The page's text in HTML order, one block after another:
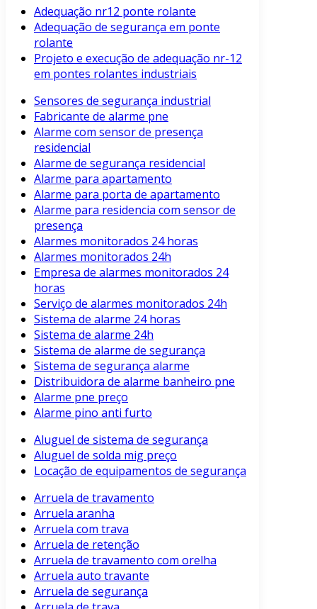
Adequação nr12 ponte rolante
Adequação de segurança em ponte
rolante
Projeto e execução de adequação nr-12
em pontes rolantes industriais
Sensores de segurança industrial
Fabricante de alarme pne
Alarme com sensor de presença
residencial
Alarme de segurança residencial
Alarme para apartamento
Alarme para porta de apartamento
Alarme para residencia com sensor de
presença
Alarmes monitorados 24 horas
Alarmes monitorados 24h
Empresa de alarmes monitorados 24
horas
Serviço de alarmes monitorados 24h
Sistema de alarme 24 horas
Sistema de alarme 24h
Sistema de alarme de segurança
Sistema de segurança alarme
Distribuidora de alarme banheiro pne
Alarme pne preço
Alarme pino anti furto
Aluguel de sistema de segurança
Aluguel de solda mig preço
Locação de equipamentos de segurança
Arruela de travamento
Arruela aranha
Arruela com trava
Arruela de retenção
Arruela de travamento com orelha
Arruela auto travante
Arruela de segurança